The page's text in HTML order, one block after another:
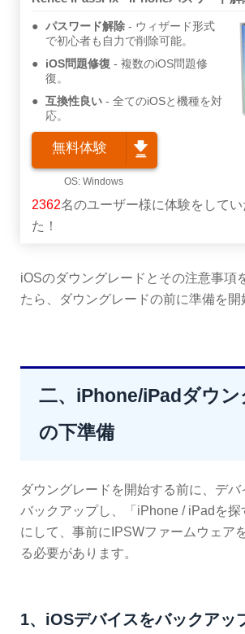
パスワード解除
ウィザード形式
で初心者も自力で削除可能。
iOS問題修復
複数のiOS問題修
復。
互換性良い
全てのiOSと機種を対
応。
無料体験
2362名のユーザー様に体験をしてい
た！
iOSのダウングレードとその注意事項
たら、ダウングレードの前に準備を開
二、iPhone/iPadダウン
の下準備
ダウングレードを開始する前に、デバ
バックアップし、「iPhone / iPadを探
にして、事前にIPSWファームウェア
る必要があります。
1、iOSデバイスをバックアッ